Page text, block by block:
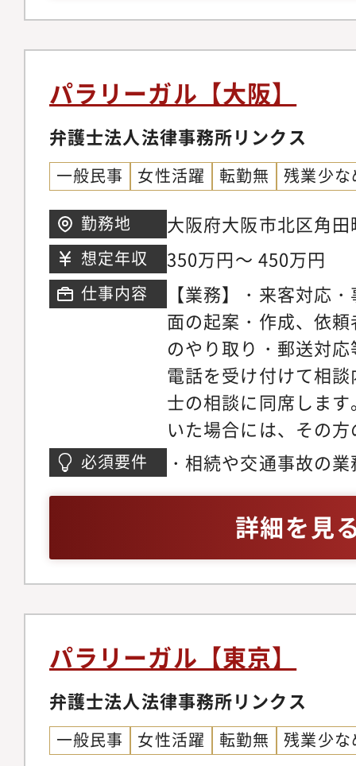
株主総会、取締役会
成、議事録作成など
（就業規則、各種社
ス体制の強化、法令
規事業・新プロダク
産（商標、著作権な
法、取適法など各種
部弁護士との連携、
経営層への法務的助
体の法的リスク管理
に）・リスクマネジ
的な法的リスクの洗
対応策の整備・内部
ス&コンプライアンス
の観点から内部統制
イアンス体制の高度
修の企画・実施、社
来的な組織の成長を
部統制体制の整備こ
機能の要」として、
経営と事業の架け橋
す。「全部自分ごと
む──その姿勢が、最
パラリーガル【大阪】
弁護士法人法律事務所リンクス
一般民事 女性活躍 転勤無 残業少な
勤務地
大阪府大阪市北区角
タワーズ・ノース 19F
想定年収 350万円～ 450万円
仕事内容
【業務】・来客対応
面の起案・作成、依
のやり取り・郵送対
電話を受け付けて相
士の相談に同席しま
いた場合には、その
ます。担当スタッフ
とのやりとり、事件
作業はすべて、弁護
一般的な法律事務所
も幅広い裁量と責任
は、交通事故の被害
サポートが多いです
の被害者の方に寄り
者との信頼関係を構
【特徴】リンクスは
タッフで一緒に事務
必須要件
・相続や交通事故の
詳細を見
パラリーガル【東京】
弁護士法人法律事務所リンクス
一般民事 女性活躍 転勤無 残業少な